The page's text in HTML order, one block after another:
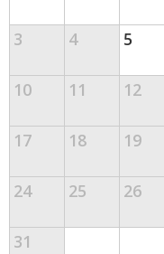
3 4 5
10 11 12
17 18 19
24 25 26
31